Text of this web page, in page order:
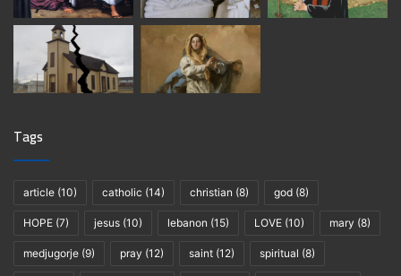
Tags
article (10) catholic (14) christian (8) god (8)
HOPE (7) jesus (10) lebanon (15) LOVE (10) mary (8)
medjugorje (9) pray (12) saint (12) spiritual (8)